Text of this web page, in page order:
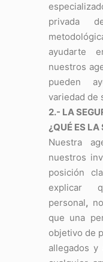
privada
ayudarte
nuestros
pueden
variedad de
2.- LA
¿QUÉ ES LA
Nuestra
nuestros
posición
explicar
personal,
que una
objetivo de
allegados